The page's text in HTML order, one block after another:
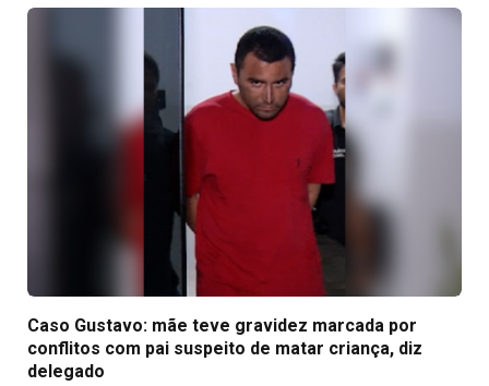
Caso Gustavo: mãe teve gravidez marcada por
conflitos com pai suspeito de matar criança, diz
delegado